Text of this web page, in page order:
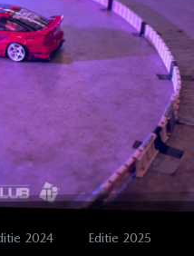
2024 Editie 2025